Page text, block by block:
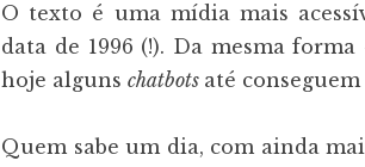
O texto é uma mídia mais
data de 1996 (!). Da mesma
hoje algunschatbots até conseguem
Quem sabe um dia, com ainda